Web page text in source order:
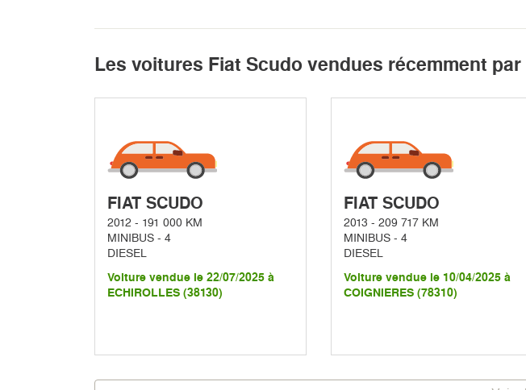
Les voitures Fiat Scudo vendues récemment
FIAT SCUDO
2012 - 191 000 KM
MINIBUS - 4
DIESEL
Voiture vendue le 22/07/2025 à
ECHIROLLES (38130)
FIAT SCUDO
2013 - 209 717 KM
MINIBUS - 4
DIESEL
Voiture vendue le 10/04/2025 à
COIGNIERES (78310)